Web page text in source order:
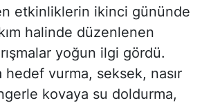
etkinliklerin ikinci gününde
halinde düzenlenen
yoğun ilgi gördü.
hedef vurma, seksek, nasır
kovaya su doldurma,